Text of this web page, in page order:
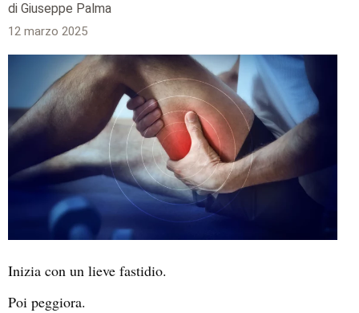
di Giuseppe Palma
12 marzo 2025
Inizia con un lieve fastidio.
Poi peggiora.